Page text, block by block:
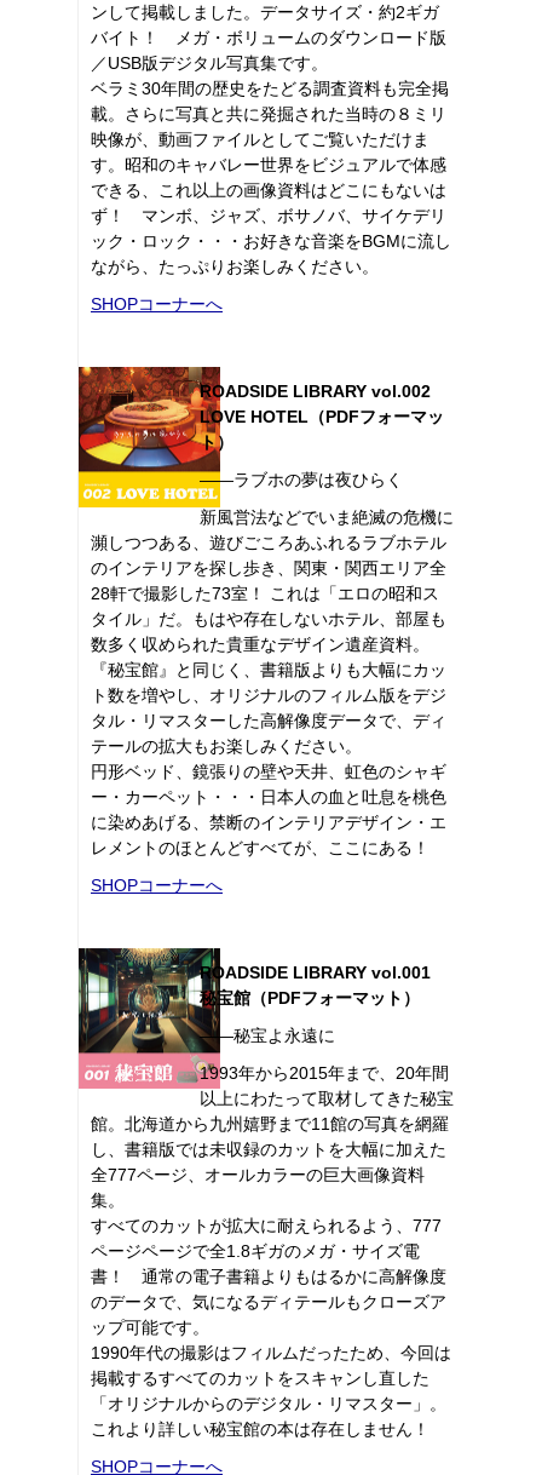
ンして掲載しました。データサイズ・約2ギガ
バイト！ メガ・ボリュームのダウンロード版
／USB版デジタル写真集です。
ベラミ30年間の歴史をたどる調査資料も完全掲
載。さらに写真と共に発掘された当時の８ミリ
映像が、動画ファイルとしてご覧いただけま
す。昭和のキャバレー世界をビジュアルで体感
できる、これ以上の画像資料はどこにもないは
ず！ マンボ、ジャズ、ボサノバ、サイケデリ
ック・ロック・・・お好きな音楽をBGMに流し
ながら、たっぷりお楽しみください。
SHOPコーナーへ
ROADSIDE LIBRARY vol.002
LOVE HOTEL（PDFフォーマッ
ト）
――ラブホの夢は夜ひらく
新風営法などでいま絶滅の危機に
瀕しつつある、遊びごころあふれるラブホテル
のインテリアを探し歩き、関東・関西エリア全
28軒で撮影した73室！ これは「エロの昭和ス
タイル」だ。もはや存在しないホテル、部屋も
数多く収められた貴重なデザイン遺産資料。
『秘宝館』と同じく、書籍版よりも大幅にカッ
ト数を増やし、オリジナルのフィルム版をデジ
タル・リマスターした高解像度データで、ディ
テールの拡大もお楽しみください。
円形ベッド、鏡張りの壁や天井、虹色のシャギ
ー・カーペット・・・日本人の血と吐息を桃色
に染めあげる、禁断のインテリアデザイン・エ
レメントのほとんどすべてが、ここにある！
SHOPコーナーへ
ROADSIDE LIBRARY vol.001
秘宝館（PDFフォーマット）
――秘宝よ永遠に
1993年から2015年まで、20年間
以上にわたって取材してきた秘宝
館。北海道から九州嬉野まで11館の写真を網羅
し、書籍版では未収録のカットを大幅に加えた
全777ページ、オールカラーの巨大画像資料
集。
すべてのカットが拡大に耐えられるよう、777
ページページで全1.8ギガのメガ・サイズ電
書！ 通常の電子書籍よりもはるかに高解像度
のデータで、気になるディテールもクローズア
ップ可能です。
1990年代の撮影はフィルムだったため、今回は
掲載するすべてのカットをスキャンし直した
「オリジナルからのデジタル・リマスター」。
これより詳しい秘宝館の本は存在しません！
SHOPコーナーへ